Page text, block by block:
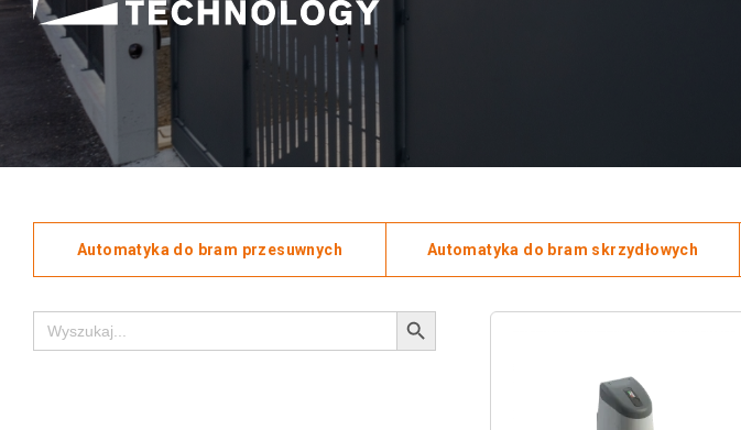
Automatyka do bram przesuwnych Automatyka do bram skrzydłowych
Search
for:
Search Button